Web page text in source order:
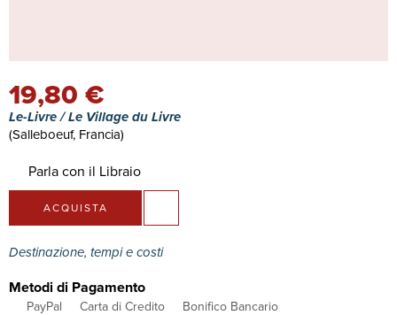
19,80 €
Le-Livre / Le Village du Livre
(Salleboeuf, Francia)
Parla con il Libraio
ACQUISTA
Destinazione, tempi e costi
Metodi di Pagamento
PayPal Carta di Credito
Bonifico Bancario